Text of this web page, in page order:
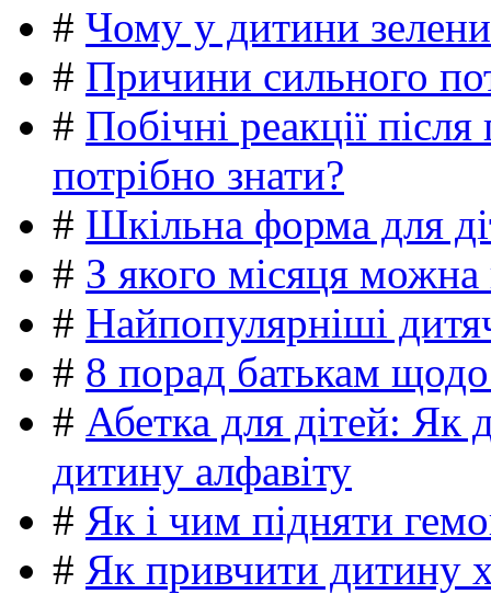
# Чому у дитини
# Причини сильного
# Побічні реакції
потрібно знати?
# Шкільна форма для
# З якого місяця можна
# Найпопулярніші
# 8 порад батькам
# Абетка для дітей: Як
дитину алфавіту
# Як і чим підняти
# Як привчити дитину